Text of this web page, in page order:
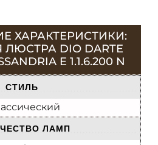
ХАРАКТЕРИСТИКИ:
DIO DARTE
E 1.1.6.200 N
СТИЛЬ
ЛАМП